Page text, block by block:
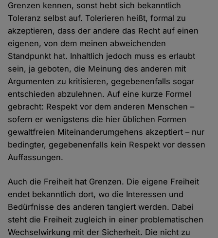
Grenzen kennen, sonst hebt sich bekanntlich
Toleranz selbst auf. Tolerieren heißt, formal zu
akzeptieren, dass der andere das Recht auf einen
eigenen, von dem meinen abweichenden
Standpunkt hat. Inhaltlich jedoch muss es erlaubt
sein, ja geboten, die Meinung des anderen mit
Argumenten zu kritisieren, gegebenenfalls sogar
entschieden abzulehnen. Auf eine kurze Formel
gebracht: Respekt vor dem anderen Menschen –
sofern er wenigstens die hier üblichen Formen
gewaltfreien Miteinanderumgehens akzeptiert – nur
bedingter, gegebenenfalls kein Respekt vor dessen
Auffassungen.
Auch die Freiheit hat Grenzen. Die eigene Freiheit
endet bekanntlich dort, wo die Interessen und
Bedürfnisse des anderen tangiert werden. Dabei
steht die Freiheit zugleich in einer problematischen
Wechselwirkung mit der Sicherheit. Die nicht zu